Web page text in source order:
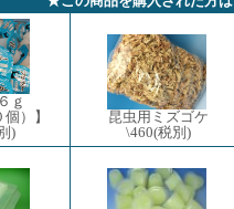
６ｇ
）】
)
昆虫用ミズゴケ
\460(税別)